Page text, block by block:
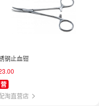
钢止血钳
淘直营店